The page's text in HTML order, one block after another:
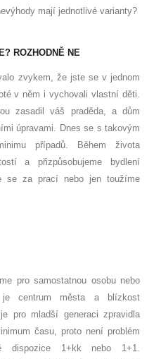
mají jednotlivé varianty?
ROZHODNĚ NE
zvykem, že jste se v jednom
v něm i vychovali vlastní děti.
zasadil váš praděda, a dům
úpravami. Dnes se s takovým
případů. Během života
a přizpůsobujeme bydlení
se za prací nebo jen toužíme
pro samostatnou osobu nebo
je centrum města a blízkost
pro mladší generaci zpravidla
času, proto není problém
1+kk nebo 1+1.